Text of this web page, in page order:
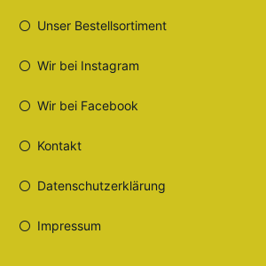
Unser Bestellsortiment
Wir bei Instagram
Wir bei Facebook
Kontakt
Datenschutzerklärung
Impressum